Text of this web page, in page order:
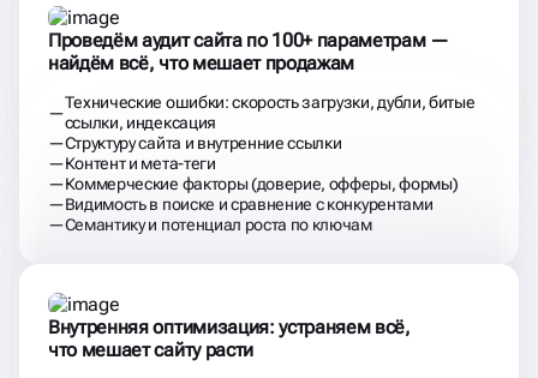
Проведём аудит сайта по 100+ параметрам —
найдём всё, что мешает продажам
Технические ошибки: скорость загрузки, дубли, битые
ссылки, индексация
Структуру сайта и внутренние ссылки
Контент и мета-теги
Коммерческие факторы (доверие, офферы, формы)
Видимость в поиске и сравнение с конкурентами
Семантику и потенциал роста по ключам
Внутренняя оптимизация: устраняем всё,
что мешает сайту расти